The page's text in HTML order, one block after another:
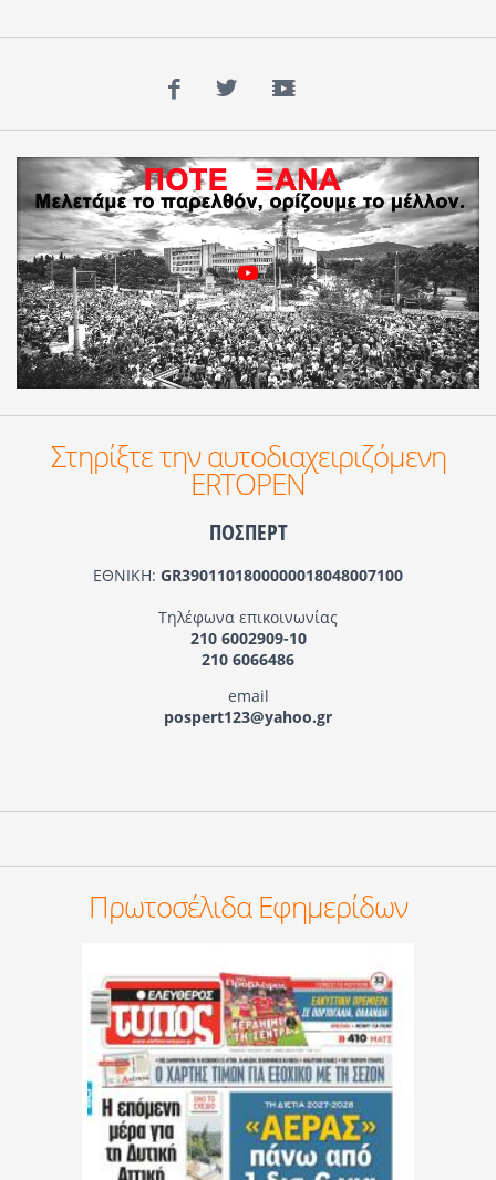
Facebook
TwitterYouTube
Στηρίξτε την αυτοδιαχειριζόμενη
ERTOPEN
ΠΟΣΠΕΡΤ
ΕΘΝΙΚΗ: GR3901101800000018048007100
Τηλέφωνα επικοινωνίας
210 6002909-10
210 6066486
email
pospert123@yahoo.gr
Πρωτοσέλιδα Εφημερίδων